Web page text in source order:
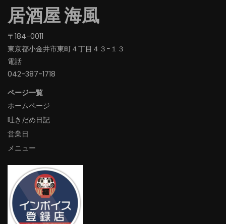
居酒屋 海風
〒184-0011
東京都小金井市東町４丁目４３−１３
電話
042-387-1718‬
ページ一覧
ホームページ
吐きだめ日記
営業日
メニュー